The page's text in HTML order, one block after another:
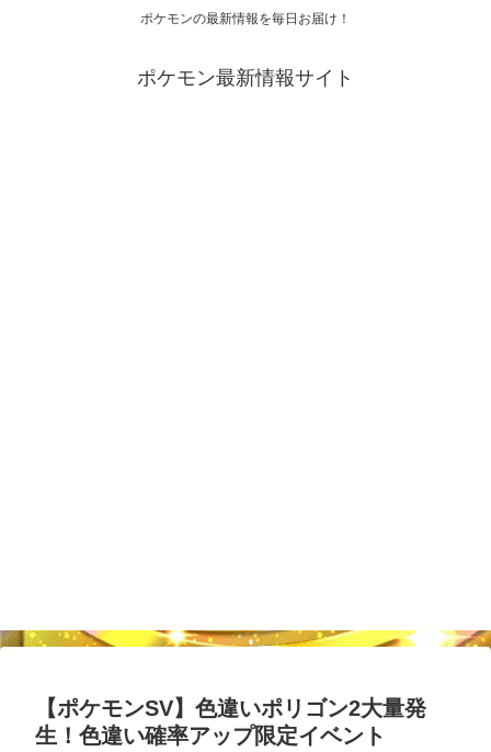
ポケモンの最新情報を毎日お届け！
ポケモン最新情報サイト
【ポケモンSV】色違いポリゴン2大量発
生！色違い確率アップ限定イベント